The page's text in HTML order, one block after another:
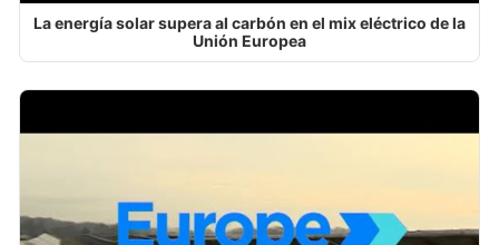
La energía solar supera al carbón en el mix eléctrico de la
Unión Europea